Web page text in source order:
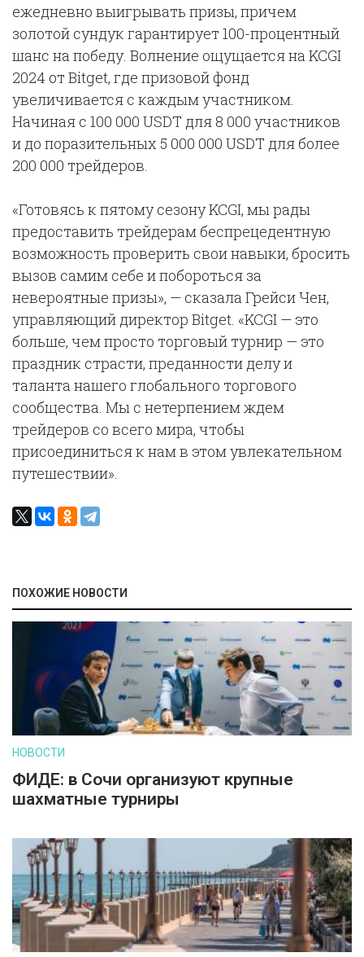
ежедневно выигрывать призы, причем
золотой сундук гарантирует 100-процентный
шанс на победу. Волнение ощущается на KCGI
2024 от Bitget, где призовой фонд
увеличивается с каждым участником.
Начиная с 100 000 USDT для 8 000 участников
и до поразительных 5 000 000 USDT для более
200 000 трейдеров.
«Готовясь к пятому сезону KCGI, мы рады
предоставить трейдерам беспрецедентную
возможность проверить свои навыки, бросить
вызов самим себе и побороться за
невероятные призы», — сказала Грейси Чен,
управляющий директор Bitget. «KCGI — это
больше, чем просто торговый турнир — это
праздник страсти, преданности делу и
таланта нашего глобального торгового
сообщества. Мы с нетерпением ждем
трейдеров со всего мира, чтобы
присоединиться к нам в этом увлекательном
путешествии».
ПОХОЖИЕ НОВОСТИ
НОВОСТИ
ФИДЕ: в Сочи организуют крупные
шахматные турниры